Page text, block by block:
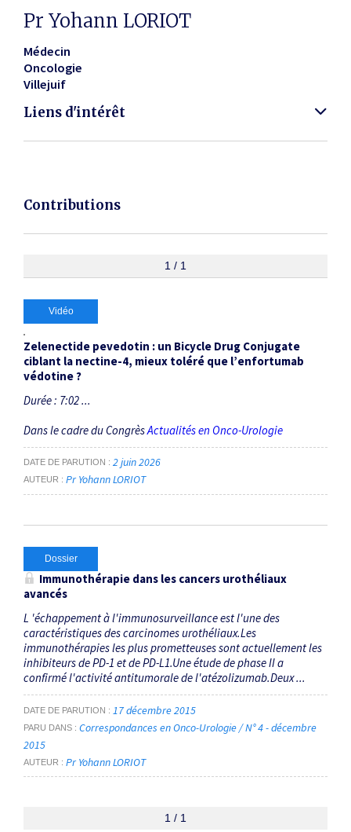
Pr Yohann LORIOT
Médecin
Oncologie
Villejuif
Liens d'intérêt
Contributions
1 / 1
Vidéo
Zelenectide pevedotin : un Bicycle Drug Conjugate
ciblant la nectine-4, mieux toléré que l’enfortumab
védotine ?
Durée : 7:02 ...
Dans le cadre du CongrèsActualités en Onco-Urologie
DATE DE PARUTION 2 juin 2026
AUTEUR Pr Yohann LORIOT
Dossier
Immunothérapie dans les cancers urothéliaux
avancés
L 'échappement à l'immunosurveillance est l'une des
caractéristiques des carcinomes urothéliaux.Les
immunothérapies les plus prometteuses sont actuellement les
inhibiteurs de PD-1 et de PD-L1.Une étude de phase II a
confirmé l'activité antitumorale de l'atézolizumab.Deux ...
DATE DE PARUTION 17 décembre 2015
PARU DANS
Correspondances en Onco-Urologie / N° 4 - décembre
2015
AUTEUR Pr Yohann LORIOT
1 / 1